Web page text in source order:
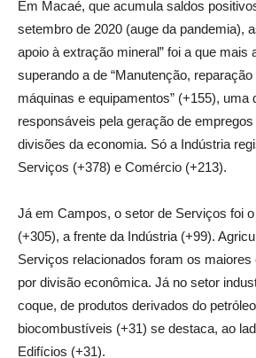
Em Macaé, que acumula saldos
setembro de 2020 (auge da pandemia),
apoio à extração mineral” foi a que mais
superando a de “Manutenção,
máquinas e equipamentos” (+155), uma
responsáveis pela geração de
divisões da economia. Só a Indústria
Serviços (+378) e Comércio (+213).
Já em Campos, o setor de Serviços foi
(+305), a frente da Indústria (+99).
Serviços relacionados foram os maiores
por divisão econômica. Já no setor
coque, de produtos derivados do
biocombustíveis (+31) se destaca, ao
Edifícios (+31).